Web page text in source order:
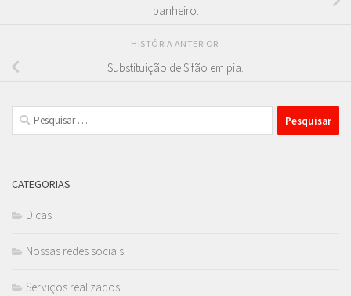
banheiro.
HISTÓRIA ANTERIOR
Substituição de Sifão em pia.
Pesquisar
por:
CATEGORIAS
Dicas
Nossas redes sociais
Serviços realizados